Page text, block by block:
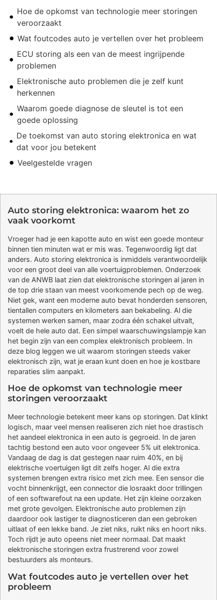
Hoe de opkomst van technologie meer storingen
veroorzaakt
Wat foutcodes auto je vertellen over het probleem
ECU storing als een van de meest ingrijpende
problemen
Elektronische auto problemen die je zelf kunt
herkennen
Waarom goede diagnose de sleutel is tot een
goede oplossing
De toekomst van auto storing elektronica en wat
dat voor jou betekent
Veelgestelde vragen
Auto storing elektronica: waarom het zo
vaak voorkomt
Vroeger had je een kapotte auto en wist een goede monteur
binnen tien minuten wat er mis was. Tegenwoordig ligt dat
anders. Auto storing elektronica is inmiddels verantwoordelijk
voor een groot deel van alle voertuigproblemen. Onderzoek
van de ANWB laat zien dat elektronische storingen al jaren in
de top drie staan van meest voorkomende pech op de weg.
Niet gek, want een moderne auto bevat honderden sensoren,
tientallen computers en kilometers aan bekabeling. Al die
systemen werken samen, maar zodra één schakel uitvalt,
voelt de hele auto dat. Een simpel waarschuwingslampje kan
het begin zijn van een complex elektronisch probleem. In
deze blog leggen we uit waarom storingen steeds vaker
elektronisch zijn, wat je eraan kunt doen en hoe je kostbare
reparaties slim aanpakt.
Hoe de opkomst van technologie meer
storingen veroorzaakt
Meer technologie betekent meer kans op storingen. Dat klinkt
logisch, maar veel mensen realiseren zich niet hoe drastisch
het aandeel elektronica in een auto is gegroeid. In de jaren
tachtig bestond een auto voor ongeveer 5% uit elektronica.
Vandaag de dag is dat gestegen naar ruim 40%, en bij
elektrische voertuigen ligt dit zelfs hoger. Al die extra
systemen brengen extra risico met zich mee. Een sensor die
vocht binnenkrijgt, een connector die losraakt door trillingen
of een softwarefout na een update. Het zijn kleine oorzaken
met grote gevolgen. Elektronische auto problemen zijn
daardoor ook lastiger te diagnosticeren dan een gebroken
uitlaat of een lekke band. Je ziet niks, ruikt niks en hoort niks.
Toch rijdt je auto opeens niet meer normaal. Dat maakt
elektronische storingen extra frustrerend voor zowel
bestuurders als monteurs.
Wat foutcodes auto je vertellen over het
probleem